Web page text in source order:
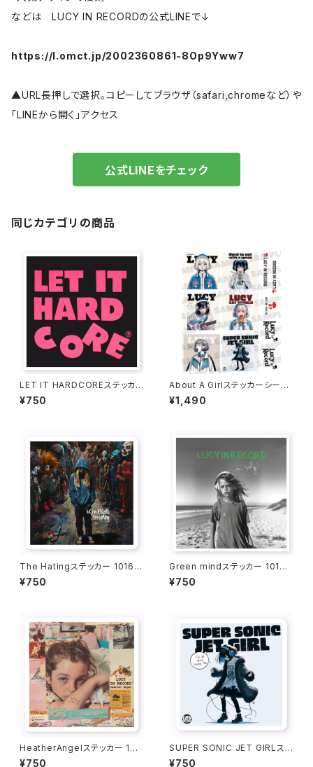
などは LUCY IN RECORDの公式LINEで↓
https://l.omct.jp/2002360861-8Op9Yww7
▲URL長押しで選択。コピーしてブラウザ（safari,chromeなど）や
「LINEから開く」アクセス
公式LINEをチェック
同じカテゴリの商品
LET IT HARDCOREステッカ
ー 1016-231109049
¥750
About A Girlステッカーシート
1019-241126001
¥1,490
The Hatingステッカー 1016-
231109045
¥750
Green mindステッカー 1016-
231109048
¥750
HeatherAngelステッカー 101
6-231109042
¥750
SUPER SONIC JET GIRLステ
¥750